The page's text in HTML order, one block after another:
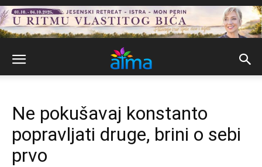
Ne pokušavaj konstanto
popravljati druge, brini o sebi
prvo